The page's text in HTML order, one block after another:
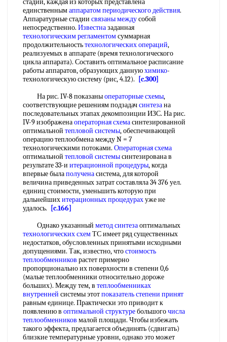
стадий, каждая из которых представлена
единственнымаппаратом периодического действия.
Аппаратурные стадии связаны междусобой
непосредственно. Известназаданная
технологическим регламентомсуммарная
продолжительностьтехнологических операций,
реализуемых в аппарате (время технологического
цикла аппарата). Составить оптимальное расписание
работы аппаратов, образующих даннуюхимико-
технологическую систему (рис, 4.12).
[c.300]
На рис. IV-8 показаныоператорные схемы,
соответствующие решениям подзадачсинтезана
последовательных этапах декомпозиции ИЗС. На рис.
IV-9 изображенаоператорная схемасинтезированной
оптимальной тепловой системы, обеспечивающей
операцию теплообмена между N = 7
технологическими потоками. Операторная схема
оптимальной тепловой системысинтезирована в
результате 33-и итерационной процедуры, когда
впервые былаполученасистема, для которой
величина приведенных затрат составляла 34 376 уел.
единиц стоимости, уменьшить которую при
дальнейшихитерационных процедурахуже не
удалось.
[c.166]
Однако указанный метод синтезаоптимальных
технологических схемТС имеет ряд существенных
недостатков, обусловленных принятыми исходными
допущениями. Так, известно, чтостоимость
теплообменников растет примерно
пропорционально их поверхности в степени 0,6
(малые теплообменники относительно дороже
больших). Между тем, в теплообменниках
внутренней системы этотпоказатель степени принят
равным единице. Практически это приводит к
появлению в оптимальной структуребольшогочисла
теплообменников малой площади. Чтобы избежать
такого эффекта, предлагается объединять (сдвигать)
близкие температурные уровни, однако это может